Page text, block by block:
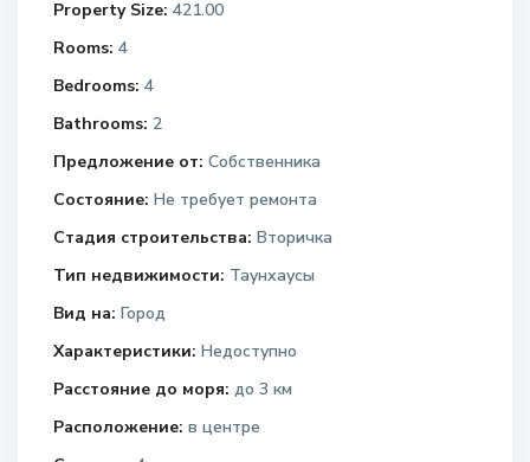
Property Size: 421.00
Rooms: 4
Bedrooms: 4
Bathrooms: 2
Предложение от: Собственника
Состояние: Не требует ремонта
Стадия строительства: Вторичка
Тип недвижимости: Таунхаусы
Вид на: Город
Характеристики: Недоступно
Расстояние до моря: до 3 км
Расположение: в центре